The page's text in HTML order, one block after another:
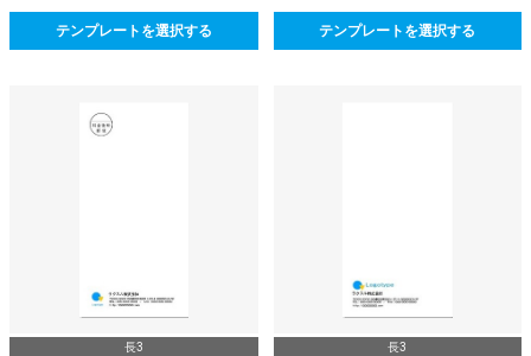
テンプレートを選択する テンプレートを選択する
長3 長3